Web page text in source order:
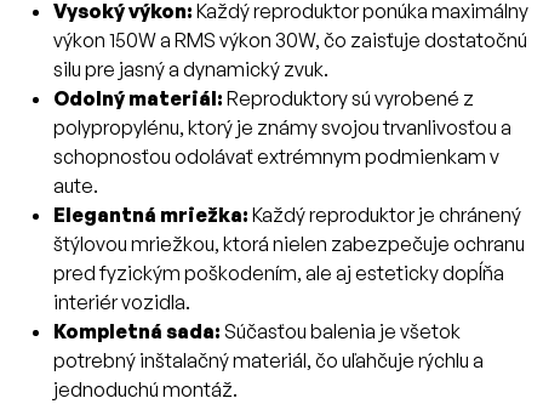
Vysoký výkon: Každý reproduktor ponúka maximálny
výkon 150W a RMS výkon 30W, čo zaisťuje dostatočnú
silu pre jasný a dynamický zvuk.
Odolný materiál: Reproduktory sú vyrobené z
polypropylénu, ktorý je známy svojou trvanlivosťou a
schopnosťou odolávať extrémnym podmienkam v
aute.
Elegantná mriežka: Každý reproduktor je chránený
štýlovou mriežkou, ktorá nielen zabezpečuje ochranu
pred fyzickým poškodením, ale aj esteticky dopĺňa
interiér vozidla.
Kompletná sada: Súčasťou balenia je všetok
potrebný inštalačný materiál, čo uľahčuje rýchlu a
jednoduchú montáž.